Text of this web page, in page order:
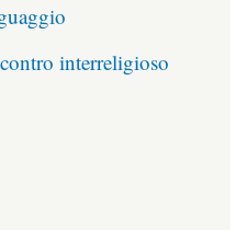
interreligioso